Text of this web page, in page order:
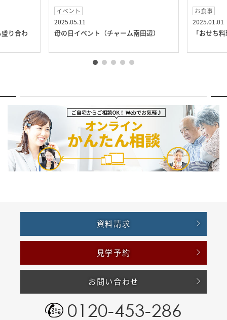
り合わ
イベント
2025.05.11
母の日イベント（チャーム南田辺）
お食事
2025.01.01
「おせち
資料請求
見学予約
お問い合わせ
0120-453-286